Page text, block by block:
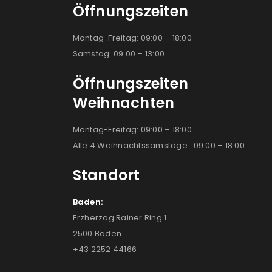
Öffnungszeiten
Montag-Freitag: 09:00 – 18:00
Samstag: 09:00 – 13:00
Öffnungszeiten
Weihnachten
Montag-Freitag: 09:00 – 18:00
Alle 4 Weihnachtssamstage : 09:00 – 18:00
Standort
Baden:
Erzherzog Rainer Ring 1
2500 Baden
+43 2252 44166